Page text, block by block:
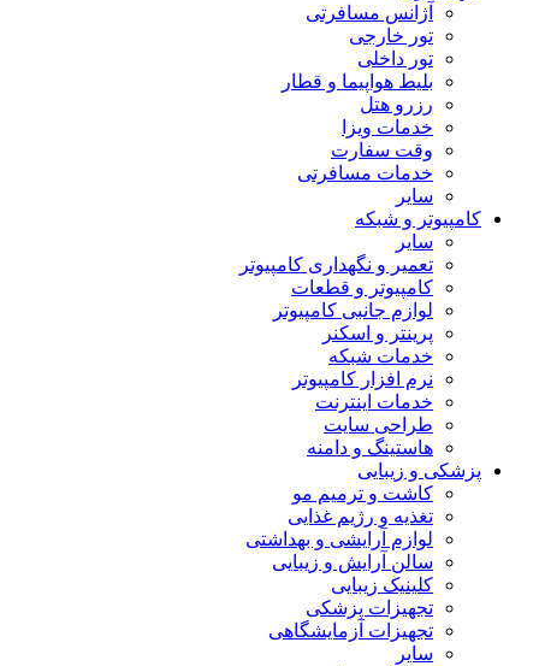
آژانس مسافرتی
تور خارجی
تور داخلی
بلیط هواپیما و قطار
رزرو هتل
خدمات ویزا
وقت سفارت
خدمات مسافرتی
سایر
کامپیوتر و شبکه
سایر
تعمیر و نگهداری کامپیوتر
کامپیوتر و قطعات
لوازم جانبی کامپیوتر
پرینتر و اسکنر
خدمات شبکه
نرم افزار کامپیوتر
خدمات اینترنت
طراحی سایت
هاستینگ و دامنه
پزشکی و زیبایی
کاشت و ترمیم مو
تغذیه و رژیم غذایی
لوازم آرایشی و بهداشتی
سالن آرایش و زیبایی
کلینیک زیبایی
تجهیزات پزشکی
تجهیزات آزمایشگاهی
سایر